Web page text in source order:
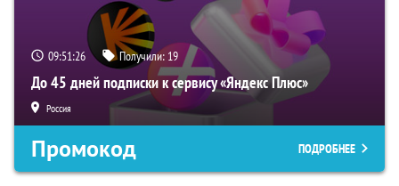
09:51:25 Получили: 19
До 45 дней подписки к сервису «Яндекс Плюс»
Россия
Промокод ПОДРОБНЕЕ